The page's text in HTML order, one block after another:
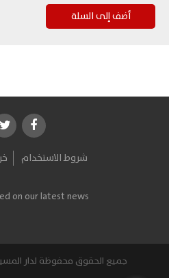
شروط الاستخدام
on our latest news!
جميع الحقوق محفوظة لدار المسيرة